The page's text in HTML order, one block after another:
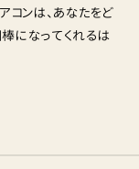
コンは、あなたをど
になってくれるは